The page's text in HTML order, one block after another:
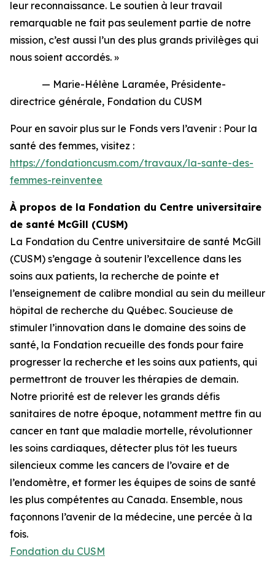
leur reconnaissance. Le soutien à leur travail
remarquable ne fait pas seulement partie de notre
mission, c’est aussi l’un des plus grands privilèges qui
nous soient accordés. »
— Marie-Hélène Laramée, Présidente-
directrice générale, Fondation du CUSM
Pour en savoir plus sur le Fonds vers l’avenir : Pour la
santé des femmes, visitez :
https://fondationcusm.com/travaux/la-sante-des-
femmes-reinventee
À propos de la Fondation du Centre universitaire
de santé McGill (CUSM)
La Fondation du Centre universitaire de santé McGill
(CUSM) s’engage à soutenir l’excellence dans les
soins aux patients, la recherche de pointe et
l’enseignement de calibre mondial au sein du meilleur
hôpital de recherche du Québec. Soucieuse de
stimuler l’innovation dans le domaine des soins de
santé, la Fondation recueille des fonds pour faire
progresser la recherche et les soins aux patients, qui
permettront de trouver les thérapies de demain.
Notre priorité est de relever les grands défis
sanitaires de notre époque, notamment mettre fin au
cancer en tant que maladie mortelle, révolutionner
les soins cardiaques, détecter plus tôt les tueurs
silencieux comme les cancers de l’ovaire et de
l’endomètre, et former les équipes de soins de santé
les plus compétentes au Canada. Ensemble, nous
façonnons l’avenir de la médecine, une percée à la
fois.
Fondation du CUSM